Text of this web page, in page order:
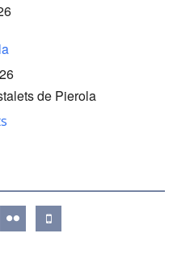
de Pierola
flickr mobile